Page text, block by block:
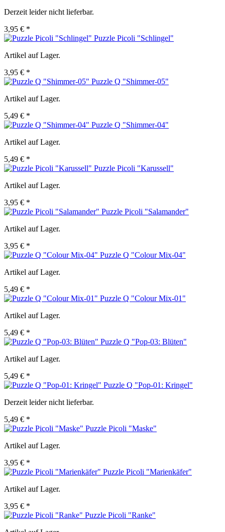
Derzeit leider nicht lieferbar.
3,95 € *
Puzzle Picoli "Schlingel"
Artikel auf Lager.
3,95 € *
Puzzle Q "Shimmer-05"
Artikel auf Lager.
5,49 € *
Puzzle Q "Shimmer-04"
Artikel auf Lager.
5,49 € *
Puzzle Picoli "Karussell"
Artikel auf Lager.
3,95 € *
Puzzle Picoli "Salamander"
Artikel auf Lager.
3,95 € *
Puzzle Q "Colour Mix-04"
Artikel auf Lager.
5,49 € *
Puzzle Q "Colour Mix-01"
Artikel auf Lager.
5,49 € *
Puzzle Q "Pop-03: Blüten"
Artikel auf Lager.
5,49 € *
Puzzle Q "Pop-01: Kringel"
Derzeit leider nicht lieferbar.
5,49 € *
Puzzle Picoli "Maske"
Artikel auf Lager.
3,95 € *
Puzzle Picoli "Marienkäfer"
Artikel auf Lager.
3,95 € *
Puzzle Picoli "Ranke"